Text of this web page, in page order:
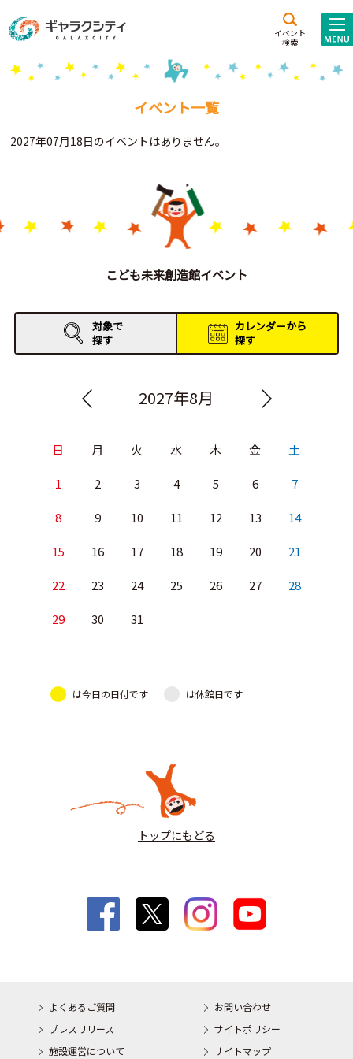
イベント
検索
施設案内
こども
西新井
施設･
Gがくえん
お知らせ
イベントレポート
イベント一覧
2027年07月18日のイベントはありません。
こども未来創造館イベント
対象で
探す
カレンダーから
探す
2027年8月
日 月 火 水 木 金 土
1 2 3 4 5 6 7
8 9 10 11 12 13 14
15 16 17 18 19 20 21
22 23 24 25 26 27 28
29 30 31
は今日の日付です は休館日です
トップにもどる
よくあるご質問
お問い合わせ
プレスリリース
サイトポリシー
施設運営について
サイトマップ